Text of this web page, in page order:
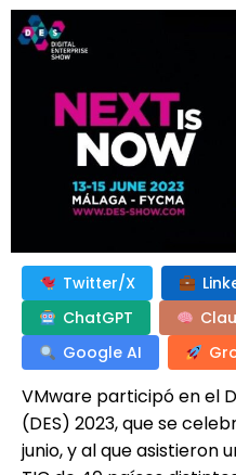
Twitter/X
ChatGPT
Google AI
VMware participó en el
(DES) 2023, que se
junio, y al que asistieron